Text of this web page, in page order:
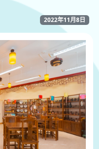
2022年11月8日